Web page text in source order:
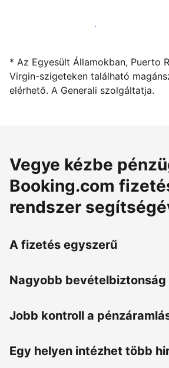
Kínáljon szállást a segítségünkkel
* Az Egyesült Államokban, Puerto
Virgin-szigeteken található
elérhető. A Generali szolgáltatja.
Vegye kézbe
Booking.com
rendszer
A fizetés egyszerű
Nagyobb bevételbiztonság
Jobb kontroll a
Egy helyen intézhet több